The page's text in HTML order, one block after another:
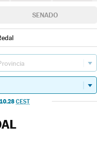
SENADO
10.28 CEST